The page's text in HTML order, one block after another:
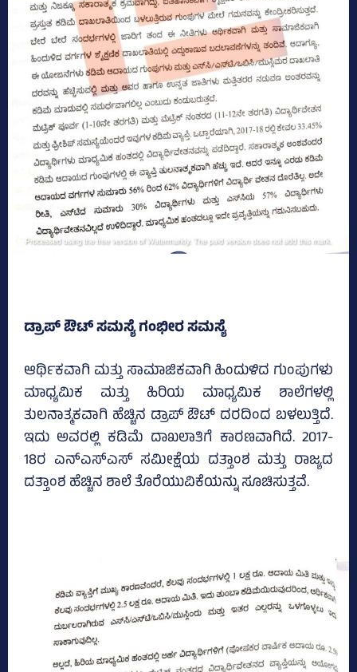
ಡ್ರಾಪ್‌ ಔಟ್‌ ಸಮಸ್ಯೆ ಗಂಭೀರ ಸಮಸ್ಯೆ
ಆರ್ಥಿಕವಾಗಿ ಮತ್ತು ಸಾಮಾಜಿಕವಾಗಿ ಹಿಂದುಳಿದ ಗುಂಪುಗಳು
ಮಾಧ್ಯಮಿಕ ಮತ್ತು ಹಿರಿಯ ಮಾಧ್ಯಮಿಕ ಶಾಲೆಗಳಲ್ಲಿ
ತುಲನಾತ್ಮಕವಾಗಿ ಹೆಚ್ಚಿನ ಡ್ರಾಪ್‌ ಔಟ್‌ ದರದಿಂದ ಬಳಲುತ್ತಿದೆ.
ಇದು ಅವರಲ್ಲಿ ಕಡಿಮೆ ದಾಖಲಾತಿಗೆ ಕಾರಣವಾಗಿದೆ. 2017-
18ರ ಎನ್‌ಎಸ್‌ಎಸ್‌ ಸಮೀಕ್ಷೆಯ ದತ್ತಾಂಶ ಮತ್ತು ರಾಜ್ಯದ
ದತ್ತಾಂಶ ಹೆಚ್ಚಿನ ಶಾಲೆ ತೊರೆಯುವಿಕೆಯನ್ನು ಸೂಚಿಸುತ್ತವೆ.